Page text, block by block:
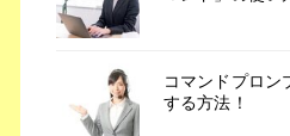
コマンドプロン
する方法！